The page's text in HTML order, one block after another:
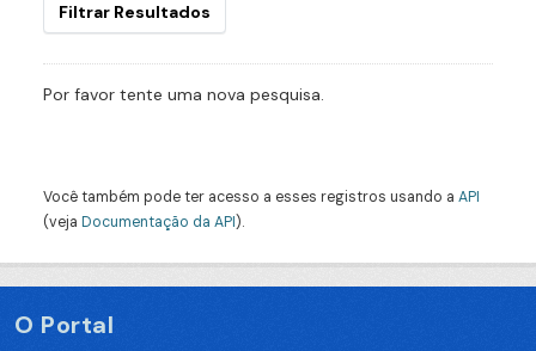
Filtrar Resultados
Por favor tente uma nova pesquisa.
Você também pode ter acesso a esses registros usando a API
(veja Documentação da API).
O Portal